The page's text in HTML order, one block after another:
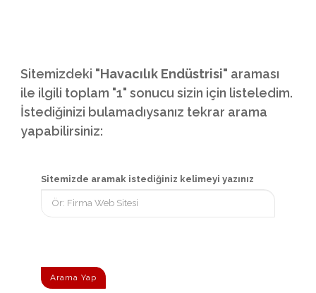
Sitemizdeki "Havacılık Endüstrisi" araması
ile ilgili toplam "1" sonucu sizin için listeledim.
İstediğinizi bulamadıysanız tekrar arama
yapabilirsiniz:
Sitemizde aramak istediğiniz kelimeyi yazınız
Arama Yap